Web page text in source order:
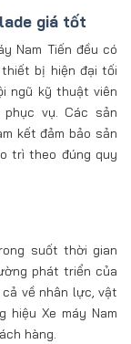
giá tốt
Nam Tiến đều có
bị hiện đại tối
ngũ kỹ thuật viên
vụ. Các sản
kết đảm bảo sản
trì theo đúng quy
suốt thời gian
phát triển của
về nhân lực, vật
hiệu Xe máy Nam
hàng.